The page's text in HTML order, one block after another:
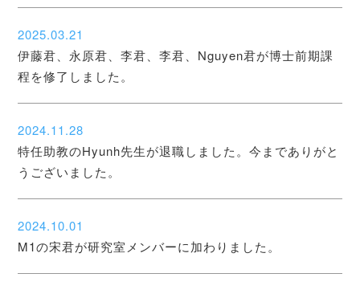
2025.03.21
伊藤君、永原君、李君、李君、Nguyen君が博士前期課
程を修了しました。
2024.11.28
特任助教のHyunh先生が退職しました。今までありがと
うございました。
2024.10.01
M1の宋君が研究室メンバーに加わりました。